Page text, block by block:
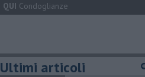
QUI Condoglianze
Ultimi articoli